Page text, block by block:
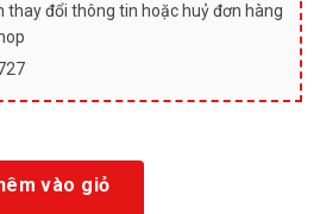
thay đổi thông tin hoặc huỷ đơn hàng
vào giỏ